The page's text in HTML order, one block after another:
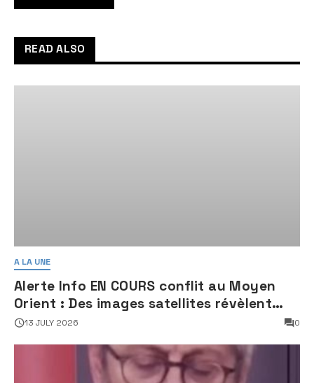
READ ALSO
A LA UNE
Alerte Info EN COURS conflit au Moyen
Orient : Des images satellites révèlent
une activité jugée « inquiétante » sur
13 JULY 2026 0